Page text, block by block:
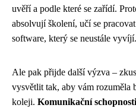
uvěří a podle které se zařídí.
absolvují školení, učí se
software, který se neustále vyvíjí.
Ale pak přijde další výzva –
vysvětlit tak, aby vám rozuměla
koleji. Komunikační